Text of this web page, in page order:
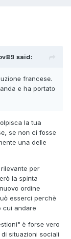
said:
francese.
e ha portato
la tua
se non ci fosse
una delle
per
la spinta
ordine
esserci perchè
cui andare
è forse vero
situazioni sociali